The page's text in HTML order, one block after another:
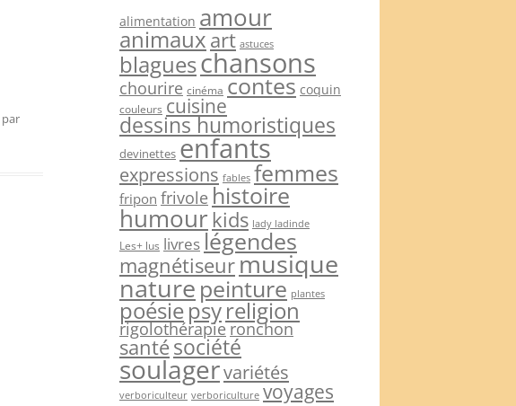
par
alimentation amour
animauxart astuces
blagueschansons
chourire cinéma contes coquin
couleurs cuisine
dessins humoristiques
devinettes enfants
expressions fables femmes
fripon frivole histoire
humour kids lady ladinde
Les+ lus livreslégendes
magnétiseurmusique
naturepeinture plantes
poésiepsyreligion
rigolothérapieronchon
santésociété
soulagervariétés
verboriculteur verboriculture voyages